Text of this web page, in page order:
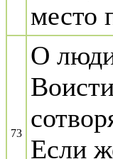
место
73
О
Если